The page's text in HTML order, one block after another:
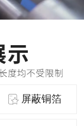
屏蔽铜箔